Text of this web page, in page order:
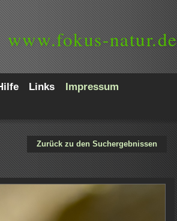
www.fokus-natur.de
Links
Impressum
Zurück zu den Suchergebnissen